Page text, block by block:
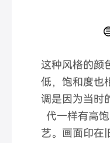
这种风格的颜
低，饱和度也
调是因为当时
代一样有高
艺。画面印在